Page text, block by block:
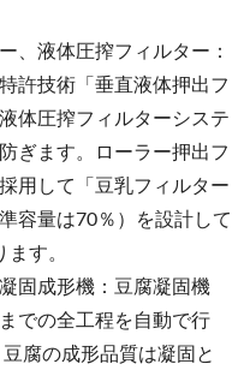
、液体圧搾フィルター：
許技術「垂直液体押出フ
体圧搾フィルターシステ
ぎます。ローラー押出フ
用して「豆乳フィルター
容量は70％）を設計して
す。
固成形機：豆腐凝固機
での全工程を自動で行
腐の成形品質は凝固と